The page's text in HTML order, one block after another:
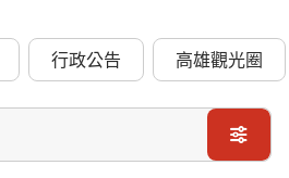
行政公告 高雄觀光圈